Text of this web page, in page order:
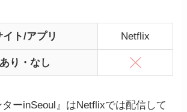
イト/アプリ Netflix
り・なし
ターinSeoul』はNetflixでは配信して